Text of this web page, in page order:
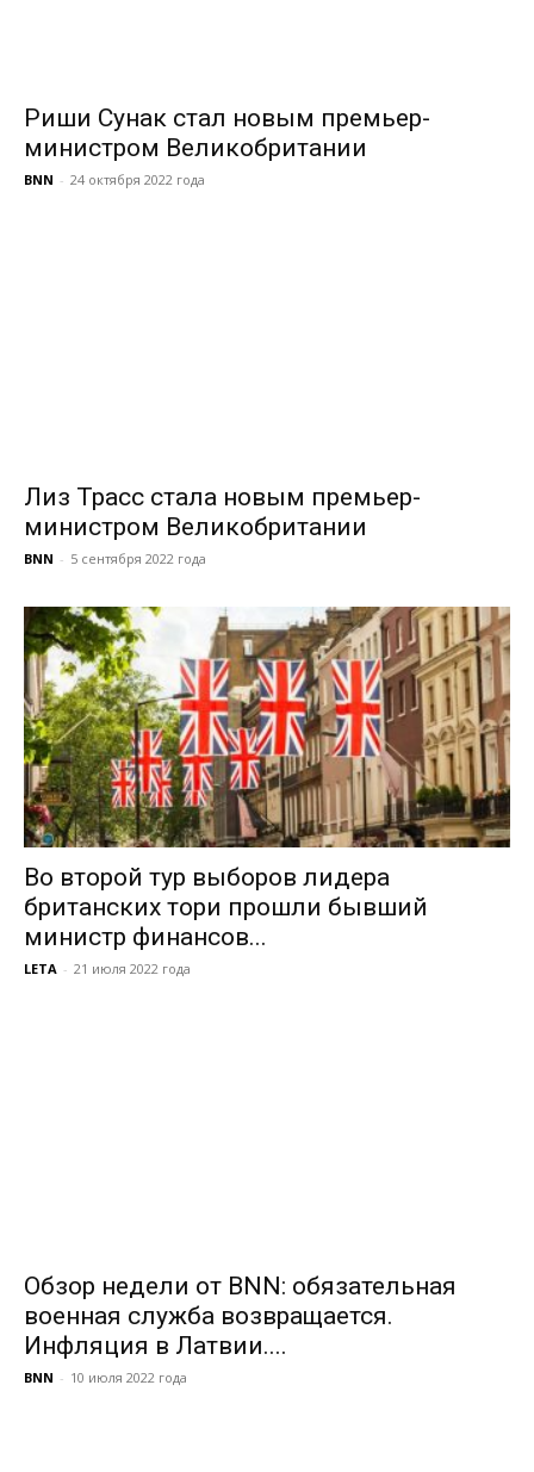
Риши Сунак стал новым премьер-
министром Великобритании
BNN - 24 октября 2022 года
Лиз Трасс стала новым премьер-
министром Великобритании
BNN - 5 сентября 2022 года
Во второй тур выборов лидера
британских тори прошли бывший
министр финансов...
LETA - 21 июля 2022 года
Обзор недели от BNN: обязательная
военная служба возвращается.
Инфляция в Латвии....
BNN - 10 июля 2022 года